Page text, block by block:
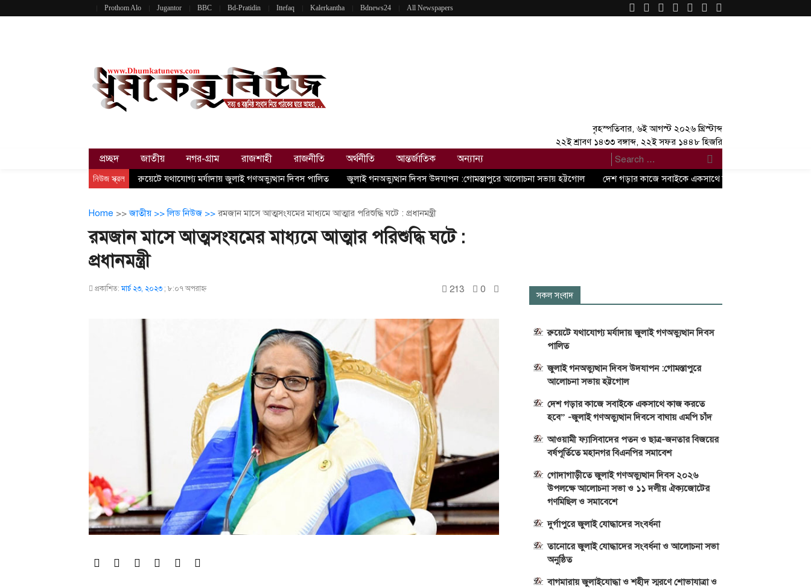
Prothom Alo Jugantor BBC Bd-Pratidin Ittefaq Kalerkantha Bdnews24 All Newspapers
বৃহস্পতিবার, ৬ই আগস্ট ২০২৬ খ্রিস্টাব্দ
২২ই শ্রাবণ ১৪৩৩ বঙ্গাব্দ, ২২ই সফর ১৪৪৮ হিজরি
প্রচ্ছদ জাতীয় নগর-গ্রাম রাজশাহী রাজনীতি অর্থনীতি আন্তর্জাতিক অন্যান্য
×
নিউজ স্ক্রল রুয়েটে যথাযোগ্য মর্যাদায় জুলাই গণঅভ্যুত্থান দিবস পালিত জুলাই গনঅভ্যুত্থান দিবস উদযাপন :গোমস্তাপুরে আলোচনা সভায় হট্টগোল দেশ গড়ার কাজে সবাইকে একসাথে কাজ করতে হবে” -জুলাই
Home >>জাতীয় >>লিড নিউজ >> রমজান মাসে আত্মসংযমের মাধ্যমে আত্মার পরিশুদ্ধি ঘটে : প্রধানমন্ত্রী
রমজান মাসে আত্মসংযমের মাধ্যমে আত্মার পরিশুদ্ধি ঘটে :
প্রধানমন্ত্রী
প্রকাশিত:মার্চ ২৩, ২০২৩ ; ৮:০৭ অপরাহ্ণ 213 0
সকল সংবাদ
রুয়েটে যথাযোগ্য মর্যাদায় জুলাই গণঅভ্যুত্থান দিবস
পালিত
জুলাই গনঅভ্যুত্থান দিবস উদযাপন :গোমস্তাপুরে
আলোচনা সভায় হট্টগোল
দেশ গড়ার কাজে সবাইকে একসাথে কাজ করতে
হবে” -জুলাই গণঅভ্যুত্থান দিবসে বাঘায় এমপি চাঁদ
আওয়ামী ফ্যাসিবাদের পতন ও ছাত্র-জনতার বিজয়ের
বর্ষপূর্তিতে মহানগর বিএনপির সমাবেশ
গোদাগাড়ীতে জুলাই গণঅভ্যুত্থান দিবস ২০২৬
উপলক্ষে আলোচনা সভা ও ১১ দলীয় ঐক্যজোটের
গণমিছিল ও সমাবেশে
দুর্গাপুরে জুলাই যোদ্ধাদের সংবর্ধনা
তানোরে জুলাই যোদ্ধাদের সংবর্ধনা ও আলোচনা সভা
অনুষ্ঠিত
বাগমারায় জুলাইযোদ্ধা ও শহীদ স্মরণে শোভাযাত্রা ও